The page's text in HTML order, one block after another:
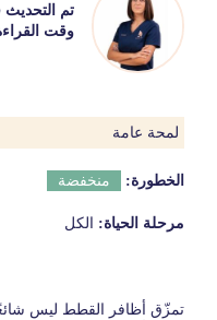
تم
وقت القراءة
لمحة عامة
الخطورة: منخفضة
مرحلة الحياة: الكل
تمزّق أظافر القطط ليس